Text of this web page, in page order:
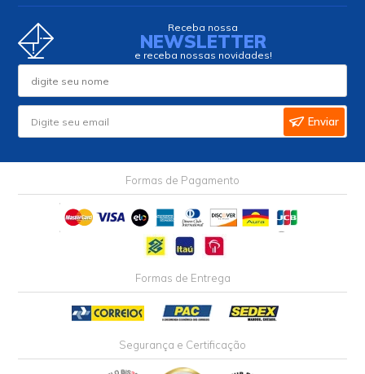
Receba nossa
NEWSLETTER
e receba nossas novidades!
Enviar
Formas de Pagamento
Formas de Entrega
Segurança e Certificação